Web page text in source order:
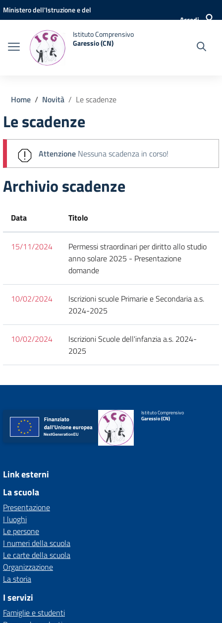
Vai ai contenuti
Vai al menu di navigazione
Vai al footer
Ministero dell'Istruzione e del
Accedi
Istituto Comprensivo
Garessio (CN)
Home Novità Le scadenze
Le scadenze
Attenzione Nessuna scadenza in corso!
Archivio scadenze
Data Titolo
15/11/2024
Permessi straordinari per diritto allo studio
anno solare 2025 - Presentazione
domande
10/02/2024
Iscrizioni scuole Primarie e Secondaria a.s.
2024-2025
10/02/2024
Iscrizioni Scuole dell'infanzia a.s. 2024-
2025
Istituto Comprensivo
Garessio (CN)
Link esterni
La scuola
Presentazione
I luoghi
Le persone
I numeri della scuola
Le carte della scuola
Organizzazione
La storia
I servizi
Famiglie e studenti